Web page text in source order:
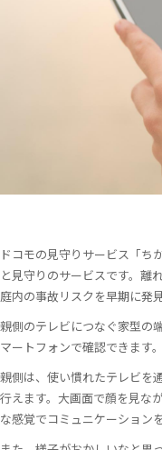
ドコモの見守りサービス「ち
と見守りのサービスです。離
庭内の事故リスクを早期に発
親側のテレビにつなぐ家型の
マートフォンで確認できます。
親側は、使い慣れたテレビを
行えます。大画面で顔を見な
な感覚でコミュニケーション